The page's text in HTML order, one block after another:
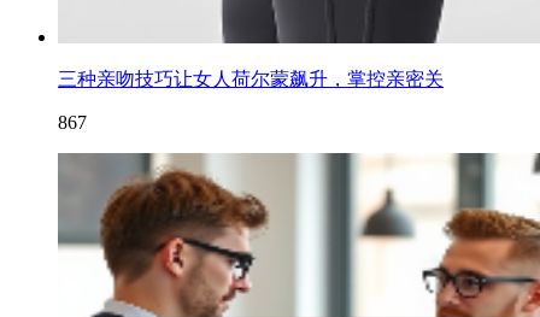
三种亲吻技巧让女人荷尔蒙飙升，掌控亲密关
867